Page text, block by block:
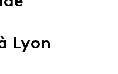
Lyon